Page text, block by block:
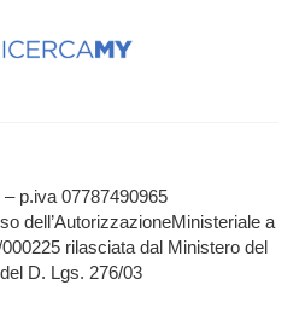
p.iva 07787490965
dell’AutorizzazioneMinisteriale a
rilasciata dal Ministero del
D. Lgs. 276/03